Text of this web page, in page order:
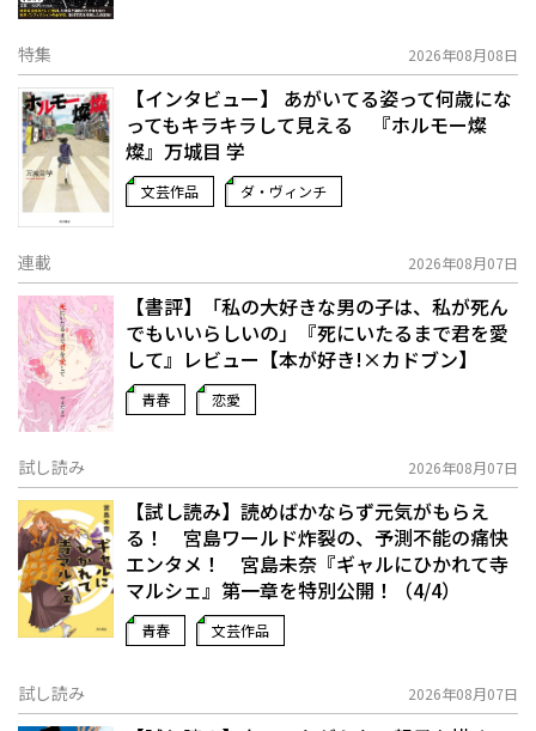
特集 2026年08月08日
【インタビュー】 あがいてる姿って何歳にな
ってもキラキラして見える 『ホルモー燦
燦』万城目 学
文芸作品 ダ・ヴィンチ
連載 2026年08月07日
【書評】「私の大好きな男の子は、私が死ん
でもいいらしいの」――『死にいたるまで君を愛
して』レビュー【本が好き!×カドブン】
青春 恋愛
試し読み 2026年08月07日
【試し読み】読めばかならず元気がもらえ
る！ 宮島ワールド炸裂の、予測不能の痛快
エンタメ！ 宮島未奈『ギャルにひかれて寺
マルシェ』第一章を特別公開！（4/4）
青春 文芸作品
試し読み 2026年08月07日